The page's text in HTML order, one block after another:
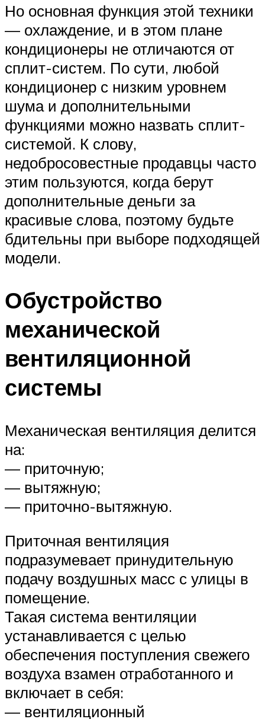
Но основная функция этой техники
— охлаждение, и в этом плане
кондиционеры не отличаются от
сплит-систем. По сути, любой
кондиционер с низким уровнем
шума и дополнительными
функциями можно назвать сплит-
системой. К слову,
недобросовестные продавцы часто
этим пользуются, когда берут
дополнительные деньги за
красивые слова, поэтому будьте
бдительны при выборе подходящей
модели.
Обустройство
механической
вентиляционной
системы
Механическая вентиляция делится
на:
— приточную;
— вытяжную;
— приточно-вытяжную.
Приточная вентиляция
подразумевает принудительную
подачу воздушных масс с улицы в
помещение.
Такая система вентиляции
устанавливается с целью
обеспечения поступления свежего
воздуха взамен отработанного и
включает в себя:
— вентиляционный